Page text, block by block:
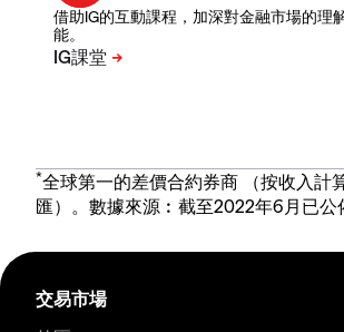
借助IG的互動課程，加深對金融市場的理
能。
*全球第一的差價合約券商 （按收入計
匯）。數據來源︰截至2022年6月已公
交易市場